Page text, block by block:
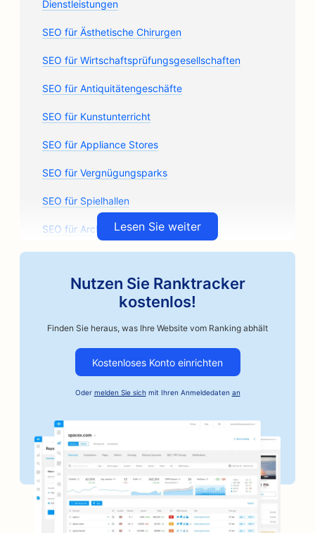
Dienstleistungen
SEO für Ästhetische Chirurgen
SEO für Wirtschaftsprüfungsgesellschaften
SEO für Antiquitätengeschäfte
SEO für Kunstunterricht
SEO für Appliance Stores
SEO für Vergnügungsparks
SEO für Spielhallen
SEO für Architekturbüros
SEO für Autoteile-Geschäfte
SEO für Automobilunternehmen
SEO für Kautionsdienste
SEO für Banken
SEO für Bäckereien
SEO für Friseurläden
SEO für BBQ-Joints
Lesen Sie weiter
Nutzen Sie Ranktracker
kostenlos!
Finden Sie heraus, was Ihre Website vom Ranking abhält
Kostenloses Konto einrichten
Oder melden Sie sichmit Ihren Anmeldedaten an